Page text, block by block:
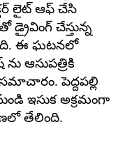
లైట్ ఆఫ్ చేసి
చేస్తున్న
ఈ ఘటనలో
ఆసుపత్రికి
పెద్దపల్లి
ఇసుక అక్రమంగా
తేలింది.